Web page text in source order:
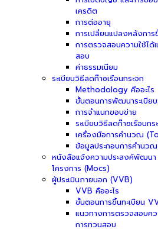
เครดิต
การต่ออายุ
การเปลี่ยนแปลงหลังการ
การตรวจสอบความใช้ได้
สอบ
ค่าธรรมเนียม
ระเบียบวิธีลดก๊าซเรือนกระจก
Methodology คืออะไร
ขั้นตอนการพัฒนาระเบีย
การจำแนกขอบข่าย
ระเบียบวิธีลดก๊าซเรือนกร
เครื่องมือการคำนวณ
ข้อมูลประกอบการคำนวณ
หนังสือแจ้งความประสงค์พัฒนา
โครงการ (Mocs)
ผู้ประเมินภายนอก (VVB)
VVB คืออะไร
ขั้นตอนการขึ้นทะเบียน
แนวทางการตรวจสอบคว
การทวนสอบ